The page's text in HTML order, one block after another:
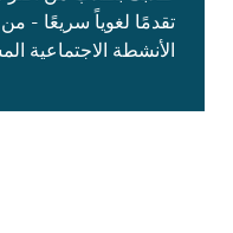
تقدمًا لغوياً سريعًا -
الأنشطة الاجتماعية